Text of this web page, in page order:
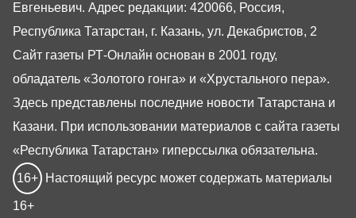
Евгеньевич. Адрес редакции: 420066, Россия,
Республика Татарстан, г. Казань, ул. Декабристов, 2
Сайт газеты РТ-Онлайн основан в 2001 году,
обладатель «Золотого гонга» и «Хрустального пера».
Здесь представлены последние новости Татарстана и
Казани. При использовании материалов с сайта газеты
«Республика Татарстан» гиперссылка обязательна.
16+ Настоящий ресурс может содержать материалы
16+